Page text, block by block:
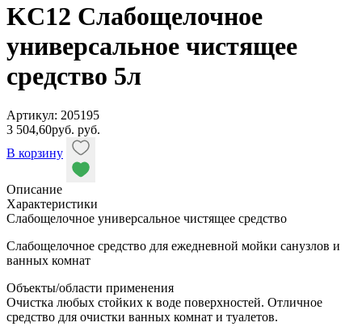
KC12 Слабощелочное
универсальное чистящее
средство 5л
Артикул: 205195
3 504,60руб. руб.
В корзину
Описание
Характеристики
Слабощелочное универсальное чистящее средство
Слабощелочное средство для ежедневной мойки санузлов и
ванных комнат
Объекты/области применения
Очистка любых стойких к воде поверхностей. Отличное
средство для очистки ванных комнат и туалетов.